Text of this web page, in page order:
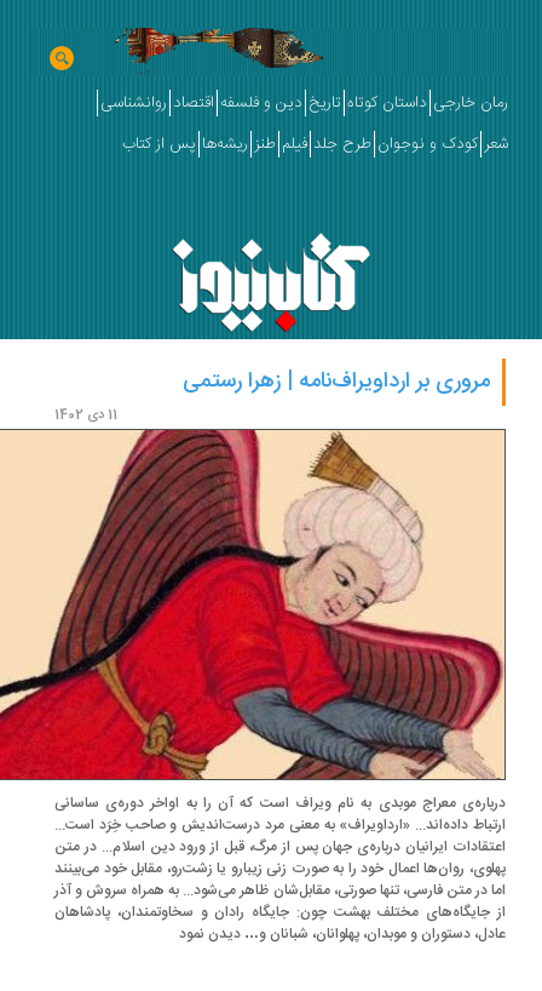
خارجی داستان کوتاه تاریخ دین و فلسفه اقتصاد روانشناسی
کودک و نوجوان طرح جلد فیلم طنز ریشه‌ها پس از کتاب
مروری بر ارداویراف‌نامه | زهرا رستمی
معراج موبدی به نام ویراف است که آن را به اواخر دوره‌ی ساسانی
داده‌اند... «ارداویراف» به معنی مرد درست‌اندیش و صاحب خِرَد است...
ایرانیان درباره‌ی جهان پس از مرگ، قبل از ورود دین اسلام... در متن
روان‌ها اعمال خود را به صورت زنی زیبارو یا زشت‌رو، مقابل خود می‌بینند
در متن فارسی، تنها صورتی، مقابل‌شان ظاهر می‌شود... به همراه سروش و آذر
جایگاه‌های مختلف بهشت چون: جایگاه رادان و سخاوتمندان، پادشاهان
دستوران و موبدان، پهلوانان، شبانان و… دیدن نمود